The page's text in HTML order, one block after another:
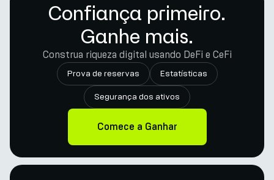
Confiança primeiro.
Ganhe mais.
Construa riqueza digital usando DeFi e CeFi
Prova de reservas Estatísticas
Segurança dos ativos
Comece a Ganhar